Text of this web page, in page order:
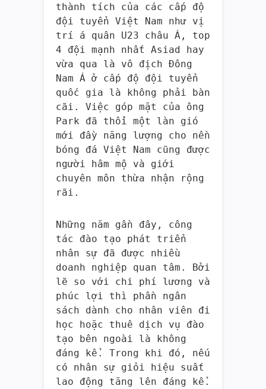
thành tích của các cấp độ
đội tuyển Việt Nam như vị
trí á quân U23 châu Á, top
4 đội mạnh nhất Asiad hay
vừa qua là vô địch Đông
Nam Á ở cấp độ đội tuyển
quốc gia là không phải bàn
cãi. Việc góp mặt của ông
Park đã thổi một làn gió
mới đầy năng lượng cho nền
bóng đá Việt Nam cũng được
người hâm mộ và giới
chuyên môn thừa nhận rộng
rãi.
Những năm gần đây, công
tác đào tạo phát triển
nhân sự đã được nhiều
doanh nghiệp quan tâm. Bởi
lẽ so với chi phí lương và
phúc lợi thì phần ngân
sách dành cho nhân viên đi
học hoặc thuê dịch vụ đào
tạo bên ngoài là không
đáng kể. Trong khi đó, nếu
có nhân sự giỏi hiệu suất
lao động tăng lên đáng kể.